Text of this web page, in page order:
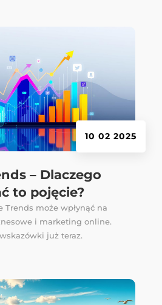
– Dlaczego
to pojęcie?
10 02 2025
Trends może wpłynąć na
i marketing online.
już teraz.